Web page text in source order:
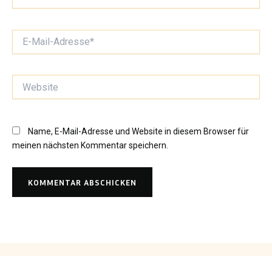
Mail-
Name, E-Mail-Adresse und Website in diesem Browser für
meinen nächsten Kommentar speichern.